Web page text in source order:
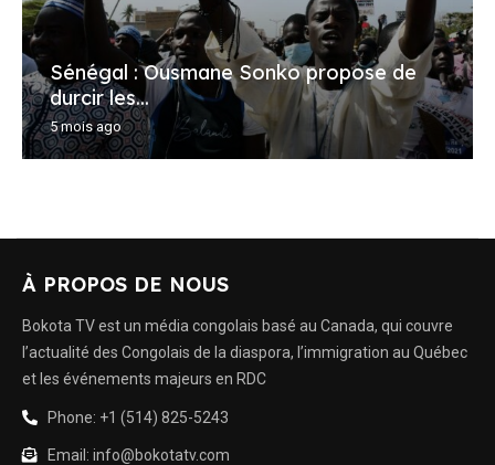
Sénégal : Ousmane Sonko propose de
durcir les...
5 mois ago
À PROPOS DE NOUS
Bokota TV est un média congolais basé au Canada, qui couvre
l’actualité des Congolais de la diaspora, l’immigration au Québec
et les événements majeurs en RDC
Phone: +1 (514) 825-5243
Email: info@bokotatv.com